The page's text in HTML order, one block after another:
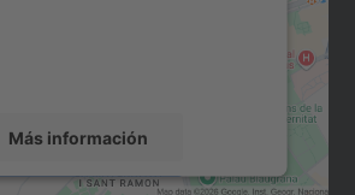
Más información